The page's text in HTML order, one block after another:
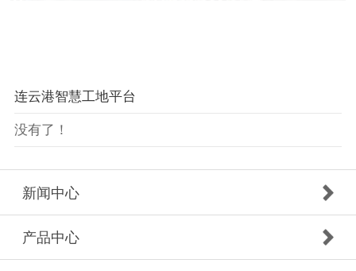
连云港智慧工地平台
没有了！
新闻中心
产品中心